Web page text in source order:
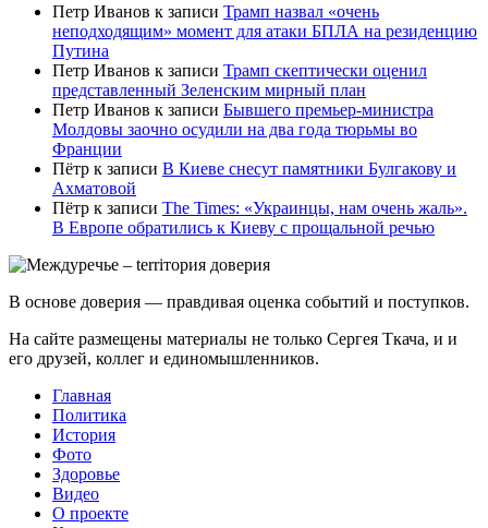
Петр Иванов к записи Трамп назвал «очень
неподходящим» момент для атаки БПЛА на резиденцию
Путина
Петр Иванов к записи Трамп скептически оценил
представленный Зеленским мирный план
Петр Иванов к записи Бывшего премьер-министра
Молдовы заочно осудили на два года тюрьмы во
Франции
Пётр к записи В Киеве снесут памятники Булгакову и
Ахматовой
Пётр к записи Тhe Times: «Украинцы, нам очень жаль».
В Европе обратились к Киеву с прощальной речью
В основе доверия — правдивая оценка событий и поступков.
На сайте размещены материалы не только Сергея Ткача, и и
его друзей, коллег и единомышленников.
Главная
Политика
История
Фото
Здоровье
Видео
О проекте